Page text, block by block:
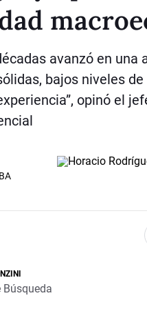
avanzó en
bajos niveles
opinó el